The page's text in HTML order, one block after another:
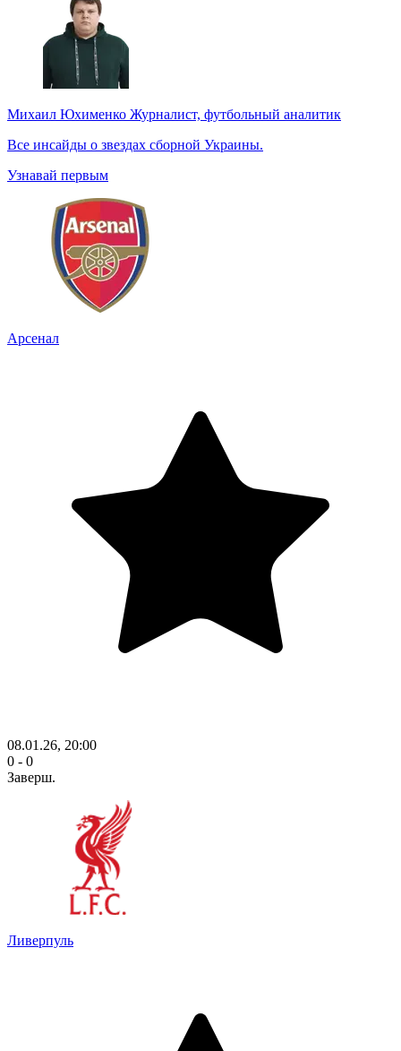
Михаил Юхименко Журналист, футбольный аналитик
Все инсайды о звездах сборной Украины.
Узнавай первым
Арсенал
08.01.26, 20:00
0 - 0
Заверш.
Ливерпуль